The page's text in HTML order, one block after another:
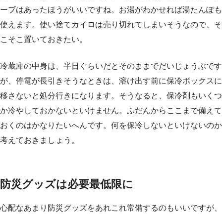
ーブはあったほうがいいですね。お湯がわかせれば湯たんぽも
使えます。使い捨てカイロは売り切れてしまいそうなので、そ
こそこ置いておきたい。
冷蔵庫の中身は、半日ぐらいだとそのままでだいじょうぶです
が、停電が長引きそうなときは、溶け出す前に保冷ボックスに
移さないと処分行きになります。そうなると、保冷剤もいくつ
か冷やしておかないといけません。ふだんからここまで備えて
おくのはかなりたいへんです。何を保冷しないといけないのか
考えておきましょう。
防災グッズは必要最低限に
心配なあまり防災グッズをあれこれ常備するのもいいですが、